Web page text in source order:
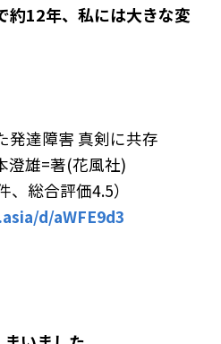
12年、私には大きな変
発達障害 真剣に共存
澄雄=著(花風社)
、総合評価4.5）
d/aWFE9d3